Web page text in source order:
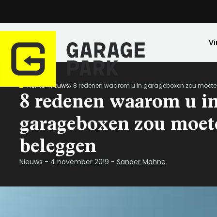
Zoeken
Bekijk alle locaties
Park bezichtigen
Top locaties
Drenthe
Flevoland
Gelderland
Huren Kopen
Opslagruimte Stalling
Wij zijn GaragePark Ervaringen
Home Nieuws 8 redenen waarom u in garageboxen zou
8 redenen waarom u
garageboxen zou
beleggen
Nieuws - 4 november 2019 - Sander Mahne